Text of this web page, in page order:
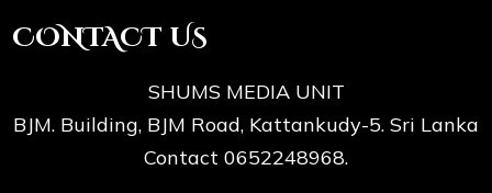
CONTACT US
SHUMS MEDIA UNIT
BJM. Building, BJM Road, Kattankudy-5. Sri Lanka
Contact 0652248968.